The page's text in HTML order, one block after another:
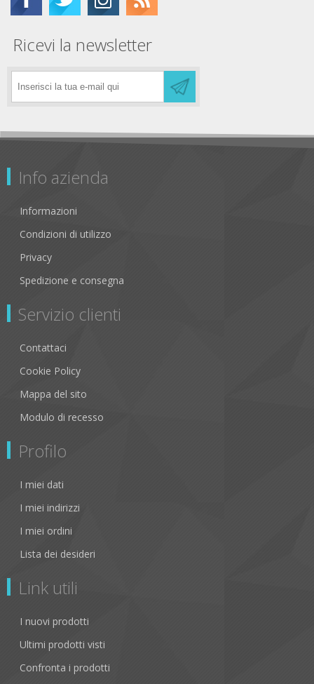
Ricevi la newsletter
Info azienda
Informazioni
Condizioni di utilizzo
Privacy
Spedizione e consegna
Servizio clienti
Contattaci
Cookie Policy
Mappa del sito
Modulo di recesso
Profilo
I miei dati
I miei indirizzi
I miei ordini
Lista dei desideri
Link utili
I nuovi prodotti
Ultimi prodotti visti
Confronta i prodotti